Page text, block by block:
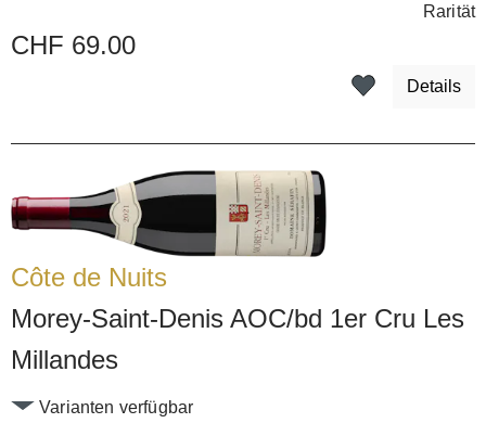
Rarität
CHF 69.00
Details
Côte de Nuits
Morey-Saint-Denis AOC/bd 1er Cru Les
Millandes
Varianten verfügbar